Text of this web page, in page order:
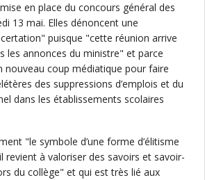
en place du concours général des
13 mai. Elles dénoncent une
puisque "cette réunion arrive
les annonces du ministre" et parce
nouveau coup médiatique pour faire
des suppressions d’emplois et du
dans les établissements scolaires
"le symbole d’une forme d’élitisme
revient à valoriser des savoirs et savoir-
du collège" et qui est très lié aux